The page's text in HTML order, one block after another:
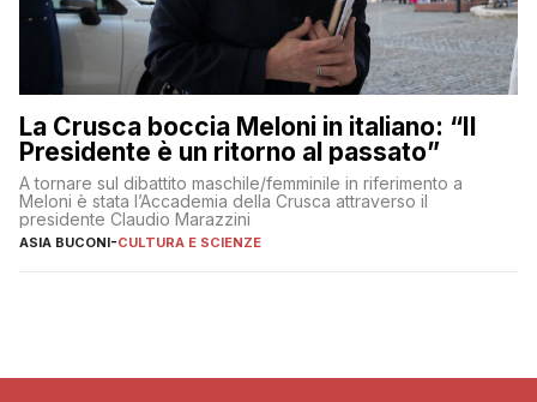
La Crusca boccia Meloni in italiano: “Il
Presidente è un ritorno al passato”
A tornare sul dibattito maschile/femminile in riferimento a
Meloni è stata l’Accademia della Crusca attraverso il
presidente Claudio Marazzini
ASIA BUCONI-CULTURA E SCIENZE